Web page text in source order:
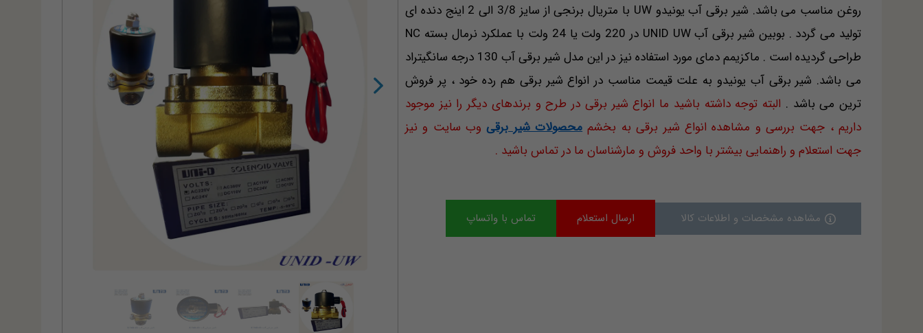
روغن مناسب می باشد. شیر برقی آب یونیدو UW با متریال برنجی از سایز 3/8 الی 2 اینج دنده ای
تولید می گردد . بوبین شیر برقی آب UNID UW در 220 ولت یا 24 ولت با عملکرد نرمال بسته NC
طراحی گردیده است . ماکزیمم دمای مورد استفاده نیز در این مدل شیر برقی آب 130 درجه سانگیتراد
می باشد. شیر برقی آب یونیدو به علت قیمت مناسب در انواع شیر برقی هم رده خود ، پر فروش
ترین می باشد . البته توجه داشته باشید ما انواع شیر برقی در طرح و برندهای دیگر را نیز موجود
داریم ، جهت بررسی و مشاهده انواع شیر برقی به بخشم محصولات شیر برقیوب سایت و نیز
جهت استعلام و راهنمایی بیشتر با واحد فروش و مارشناسان ما در تماس باشید .
مشاهده مشخصات و اطلاعات کالا ارسال استعلام تماس با واتساپ